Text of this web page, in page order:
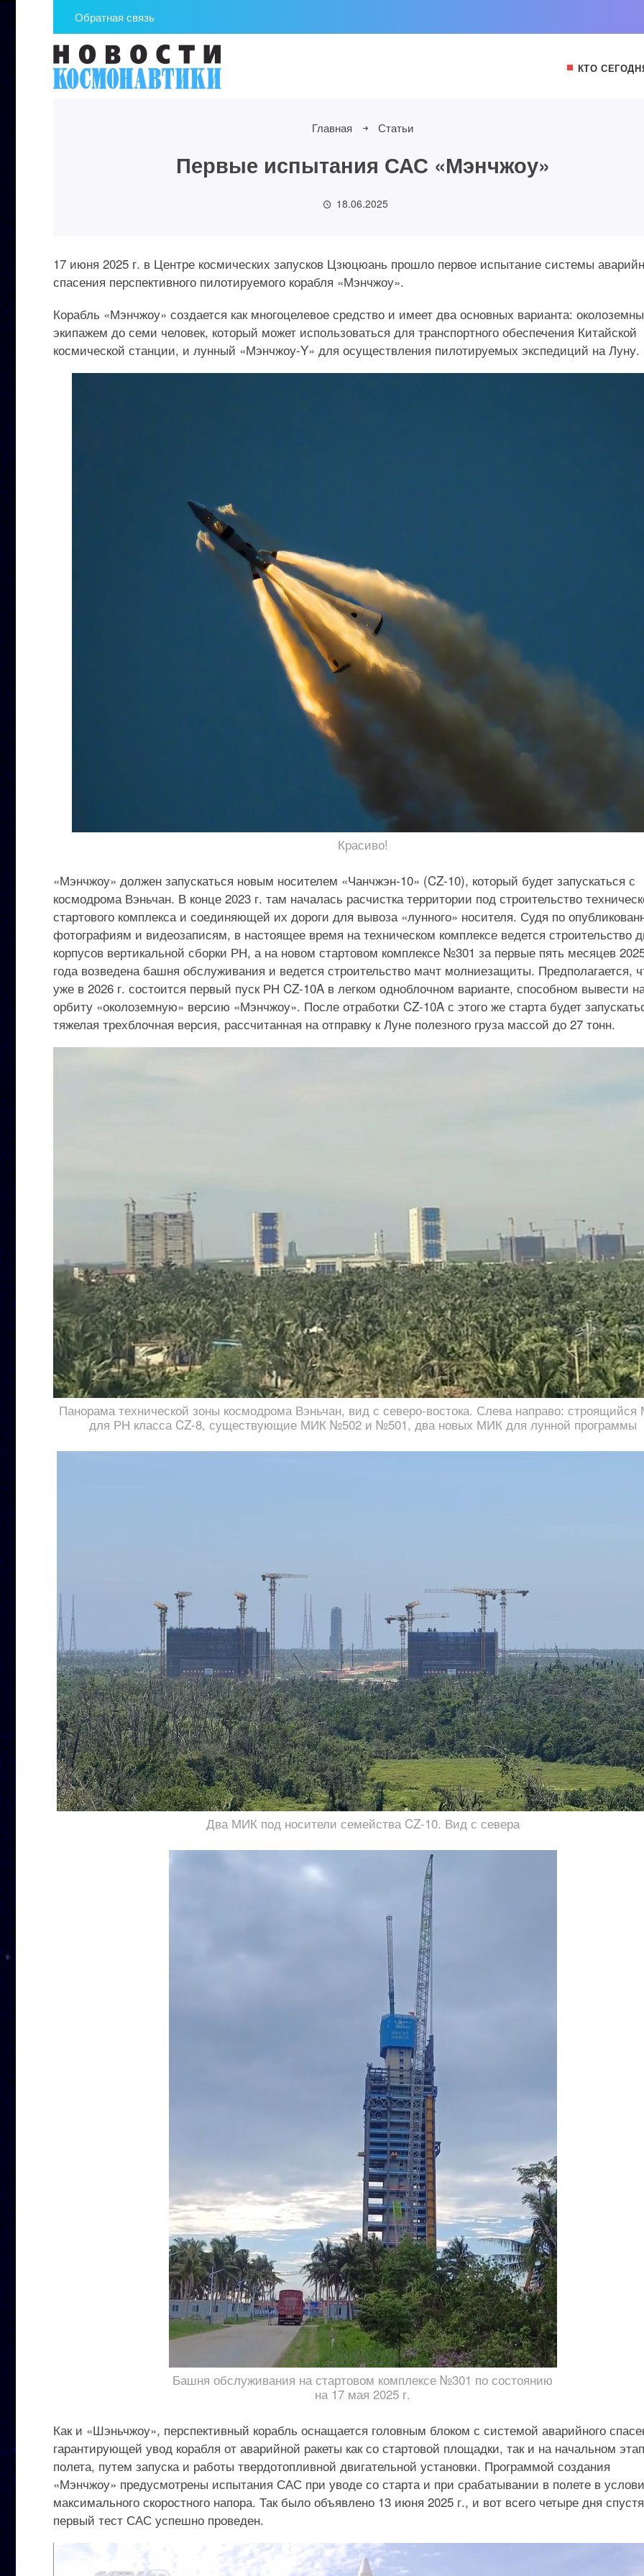
Обратная связь
КТО
Главная Статьи
Первые испытания САС «Мэнчжоу»
18.06.2025
17 июня 2025 г. в Центре космических запусков Цзюцюань прошло первое испытание системы
спасения перспективного пилотируемого корабля «Мэнчжоу».
Корабль «Мэнчжоу» создается как многоцелевое средство и имеет два основных варианта:
экипажем до семи человек, который может использоваться для транспортного обеспечения Китайской
космической станции, и лунный «Мэнчжоу-Y» для осуществления пилотируемых экспедиций на Луну.
Красиво!
«Мэнчжоу» должен запускаться новым носителем «Чанчжэн-10» (CZ-10), который будет запускаться с
космодрома Вэньчан. В конце 2023 г. там началась расчистка территории под строительство
стартового комплекса и соединяющей их дороги для вывоза «лунного» носителя. Судя по
фотографиям и видеозаписям, в настоящее время на техническом комплексе ведется строительство
корпусов вертикальной сборки РН, а на новом стартовом комплексе №301 за первые пять месяцев
года возведена башня обслуживания и ведется строительство мачт молниезащиты. Предполагается,
уже в 2026 г. состоится первый пуск РН CZ-10A в легком одноблочном варианте, способном вывести
орбиту «околоземную» версию «Мэнчжоу». После отработки CZ-10A с этого же старта будет
тяжелая трехблочная версия, рассчитанная на отправку к Луне полезного груза массой до 27 тонн.
Панорама технической зоны космодрома Вэньчан, вид с северо-востока. Слева направо:
для РН класса CZ-8, существующие МИК №502 и №501, два новых МИК для лунной программы
Два МИК под носители семейства CZ-10. Вид с севера
Башня обслуживания на стартовом комплексе №301 по состоянию
на 17 мая 2025 г.
Как и «Шэньчжоу», перспективный корабль оснащается головным блоком с системой аварийного
гарантирующей увод корабля от аварийной ракеты как со стартовой площадки, так и на начальном
полета, путем запуска и работы твердотопливной двигательной установки. Программой создания
«Мэнчжоу» предусмотрены испытания САС при уводе со старта и при срабатывании в полете в
максимального скоростного напора. Так было объявлено 13 июня 2025 г., и вот всего четыре дня спустя
первый тест САС успешно проведен.